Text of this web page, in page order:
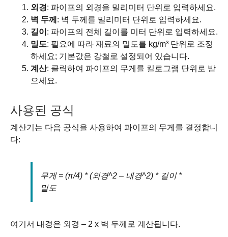
외경: 파이프의 외경을 밀리미터 단위로 입력하세요.
벽 두께 : 벽 두께를 밀리미터 단위로 입력하세요.
길이 : 파이프의 전체 길이를 미터 단위로 입력하세요.
밀도: 필요에 따라 재료의 밀도를 kg/m³ 단위로 조정
하세요; 기본값은 강철로 설정되어 있습니다.
계산: 클릭하여 파이프의 무게를 킬로그램 단위로 받
으세요.
사용된 공식
계산기는 다음 공식을 사용하여 파이프의 무게를 결정합니
다:
무게 = (π/4) * (외경^2 – 내경^2) * 길이 *
밀도
여기서 내경은 외경 – 2 x 벽 두께로 계산됩니다.